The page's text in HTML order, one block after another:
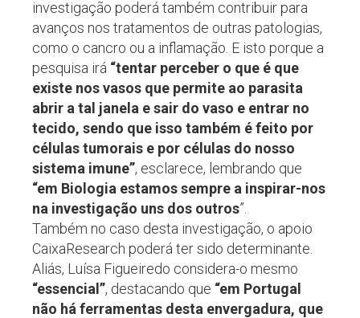
investigação poderá também contribuir para
avanços nos tratamentos de outras patologias,
como o cancro ou a inflamação. E isto porque a
pesquisa irá “tentar perceber o que é que
existe nos vasos que permite ao parasita
abrir a tal janela e sair do vaso e entrar no
tecido, sendo que isso também é feito por
células tumorais e por células do nosso
sistema imune”, esclarece, lembrando que
“em Biologia estamos sempre a inspirar-nos
na investigação uns dos outros”.
Também no caso desta investigação, o apoio
CaixaResearch poderá ter sido determinante.
Aliás, Luísa Figueiredo considera-o mesmo
“essencial”, destacando que “em Portugal
não há ferramentas desta envergadura, que